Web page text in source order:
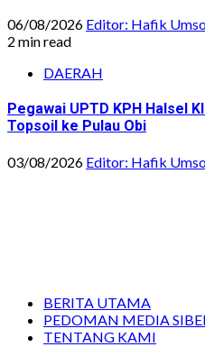
06/08/2026 Editor: Hafik
2 min read
DAERAH
Pegawai UPTD KPH Halsel
Topsoil ke Pulau Obi
03/08/2026 Editor: Hafik
BERITA UTAMA
PEDOMAN MEDIA
TENTANG KAMI